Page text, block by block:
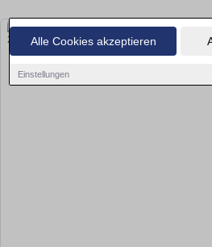
Alle Cookies akzeptieren
Einstellungen